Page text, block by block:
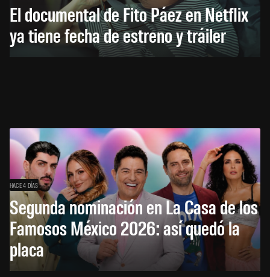
El documental de Fito Páez en Netflix
ya tiene fecha de estreno y tráiler
HACE 4 DÍAS
Segunda nominación en La Casa de los
Famosos México 2026: así quedó la
placa